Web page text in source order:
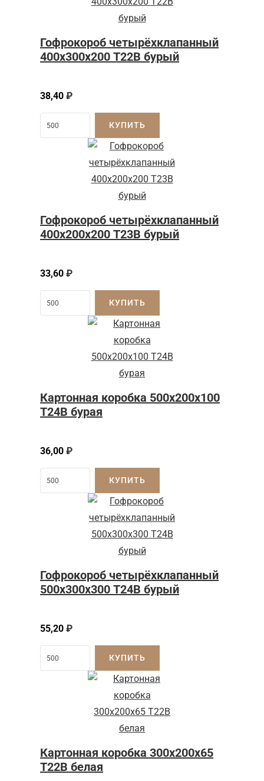
Гофрокороб четырёхклапанный
400х300х200 Т22В бурый
38,40 ₽
КУПИТЬ
Гофрокороб четырёхклапанный
400х200х200 Т23В бурый
33,60 ₽
КУПИТЬ
Картонная коробка 500x200x100
Т24B бурая
36,00 ₽
КУПИТЬ
Гофрокороб четырёхклапанный
500х300х300 Т24В бурый
55,20 ₽
КУПИТЬ
Картонная коробка 300x200x65
Т22B белая